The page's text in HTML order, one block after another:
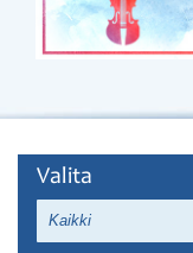
Valita
Kaikki